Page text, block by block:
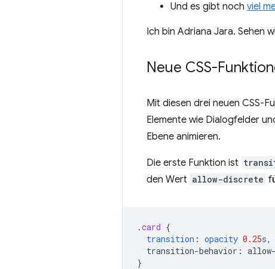
Und es gibt noch viel
Ich bin Adriana Jara. Sehen
Neue CSS-
Mit diesen drei neuen CSS-
Elemente wie Dialogfelder
Ebene animieren.
Die erste Funktion ist
den Wert allow-discrete
.card {
transition : opacity 0.25s,
transition-behavior :
}